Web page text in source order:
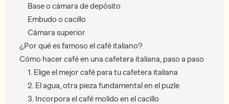
Base o cámara de depósito
Embudo o cacillo
Cámara superior
¿Por qué es famoso el café italiano?
Cómo hacer café en una cafetera italiana, paso a paso
1. Elige el mejor café para tu cafetera italiana
2. El agua, otra pieza fundamental en el puzle
3. Incorpora el café molido en el cacillo